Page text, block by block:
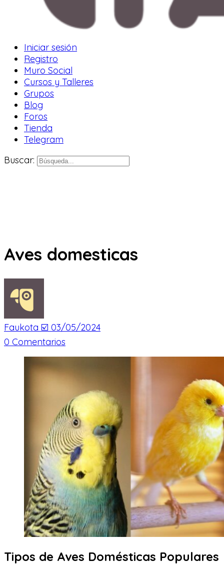
Iniciar sesión
Registro
Muro Social
Cursos y Talleres
Grupos
Blog
Foros
Tienda
Telegram
Buscar:
Aves domesticas
Faukota ☑️ 03/05/2024
0 Comentarios
Tipos de Aves Domésticas Populares